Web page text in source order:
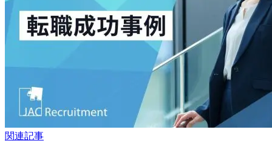
関連記事